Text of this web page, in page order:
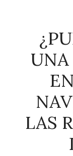
UNA
LAS